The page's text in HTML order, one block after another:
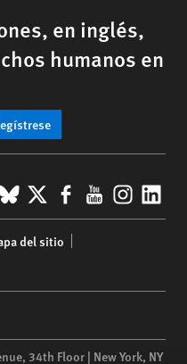
en inglés,
humanos en
X Facebook
YouTube
del sitio
34th Floor | New York, NY